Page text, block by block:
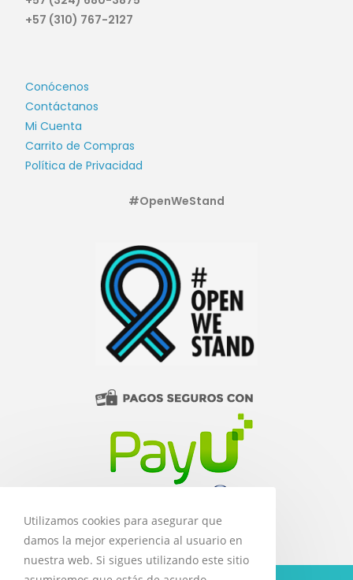
+57 (310) 767-2127
Conócenos
Contáctanos
Mi Cuenta
Carrito de Compras
Política de Privacidad
#OpenWeStand
Utilizamos cookies para asegurar que
damos la mejor experiencia al usuario en
nuestra web. Si sigues utilizando este sitio